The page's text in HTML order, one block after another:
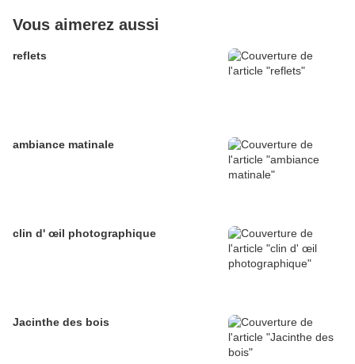
Vous aimerez aussi
reflets
ambiance matinale
clin d' œil photographique
Jacinthe des bois